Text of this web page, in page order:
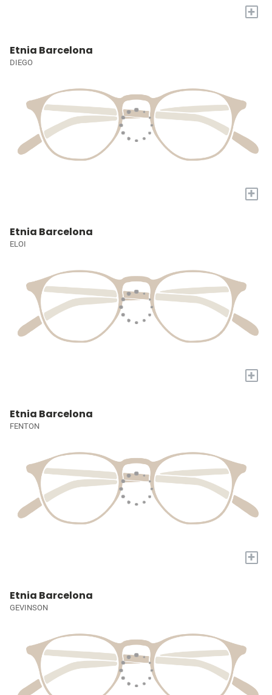
+
Etnia Barcelona
DIEGO
+
Etnia Barcelona
ELOI
+
Etnia Barcelona
FENTON
+
Etnia Barcelona
GEVINSON